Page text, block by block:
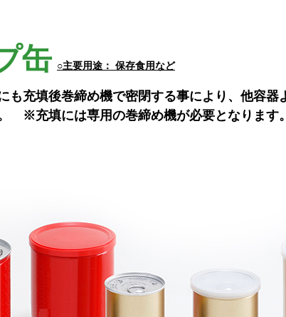
缶 ○主要用途： 保存食用など
も充填後巻締め機で密閉する事により、他容器
※充填には専用の巻締め機が必要となります。